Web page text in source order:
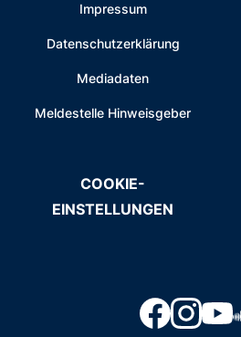
Impressum
Datenschutzerklärung
Mediadaten
Meldestelle Hinweisgeber
COOKIE-
EINSTELLUNGEN